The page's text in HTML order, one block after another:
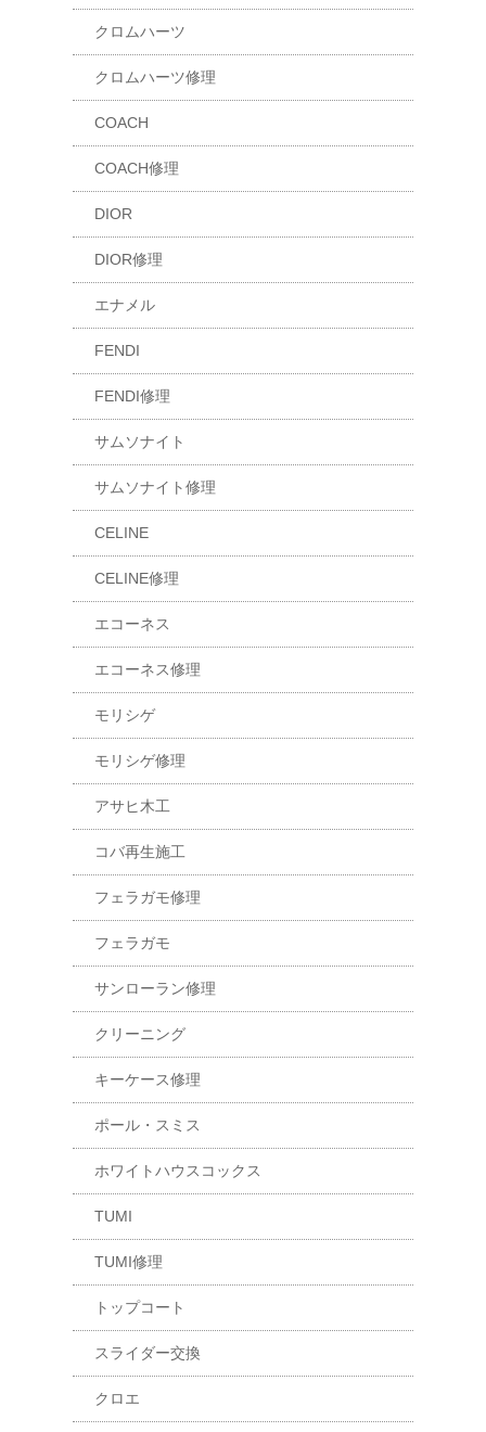
クロムハーツ
クロムハーツ修理
COACH
COACH修理
DIOR
DIOR修理
エナメル
FENDI
FENDI修理
サムソナイト
サムソナイト修理
CELINE
CELINE修理
エコーネス
エコーネス修理
モリシゲ
モリシゲ修理
アサヒ木工
コバ再生施工
フェラガモ修理
フェラガモ
サンローラン修理
クリーニング
キーケース修理
ポール・スミス
ホワイトハウスコックス
TUMI
TUMI修理
トップコート
スライダー交換
クロエ